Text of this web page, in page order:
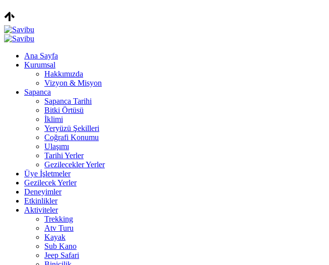
Ana Sayfa
Kurumsal
Hakkımızda
Vizyon & Misyon
Sapanca
Sapanca Tarihi
Bitki Örtüsü
İklimi
Yeryüzü Şekilleri
Coğrafi Konumu
Ulaşımı
Tarihi Yerler
Gezilecekler Yerler
Üye İşletmeler
Gezilecek Yerler
Deneyimler
Etkinlikler
Aktiviteler
Trekking
Atv Turu
Kayak
Sub Kano
Jeep Safari